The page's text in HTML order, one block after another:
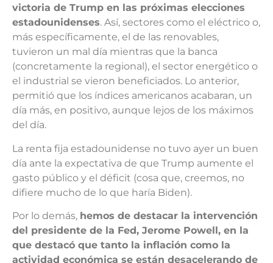
victoria de Trump en las próximas elecciones
estadounidenses. Así, sectores como el eléctrico o,
más específicamente, el de las renovables,
tuvieron un mal día mientras que la banca
(concretamente la regional), el sector energético o
el industrial se vieron beneficiados. Lo anterior,
permitió que los índices americanos acabaran, un
día más, en positivo, aunque lejos de los máximos
del día.
La renta fija estadounidense no tuvo ayer un buen
día ante la expectativa de que Trump aumente el
gasto público y el déficit (cosa que, creemos, no
difiere mucho de lo que haría Biden).
Por lo demás, hemos de destacar la intervención
del presidente de la Fed, Jerome Powell, en la
que destacó que tanto la inflación como la
actividad económica se están desacelerando de